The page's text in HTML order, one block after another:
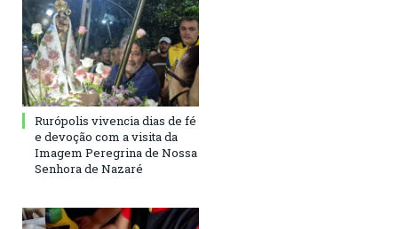
Rurópolis vivencia dias de fé
e devoção com a visita da
Imagem Peregrina de Nossa
Senhora de Nazaré